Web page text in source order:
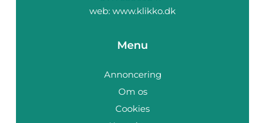
web: www.klikko.dk
Menu
Annoncering
Om os
Cookies